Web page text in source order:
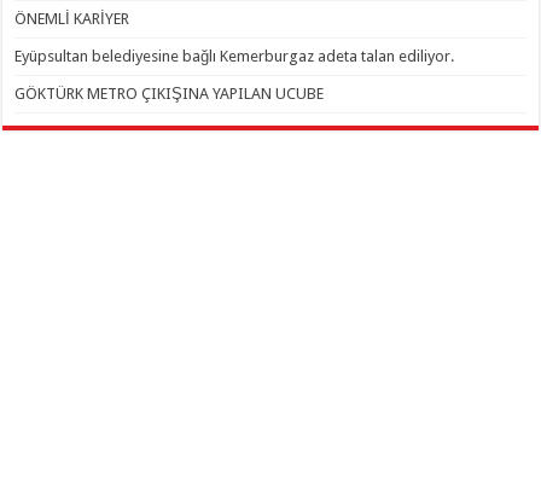
ÖNEMLİ KARİYER
Eyüpsultan belediyesine bağlı Kemerburgaz adeta talan ediliyor.
GÖKTÜRK METRO ÇIKIŞINA YAPILAN UCUBE